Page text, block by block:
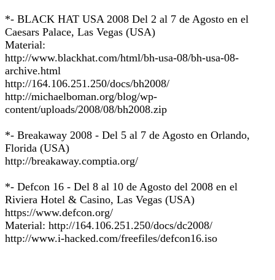
*- BLACK HAT USA 2008 Del 2 al 7 de Agosto en el
Caesars Palace, Las Vegas (USA)
Material:
http://www.blackhat.com/html/bh-usa-08/bh-usa-08-
archive.html
http://164.106.251.250/docs/bh2008/
http://michaelboman.org/blog/wp-
content/uploads/2008/08/bh2008.zip
*- Breakaway 2008 - Del 5 al 7 de Agosto en Orlando,
Florida (USA)
http://breakaway.comptia.org/
*- Defcon 16 - Del 8 al 10 de Agosto del 2008 en el
Riviera Hotel & Casino, Las Vegas (USA)
https://www.defcon.org/
Material: http://164.106.251.250/docs/dc2008/
http://www.i-hacked.com/freefiles/defcon16.iso